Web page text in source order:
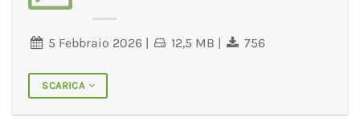
5 Febbraio 2026| 12,5 MB | 756
SCARICA